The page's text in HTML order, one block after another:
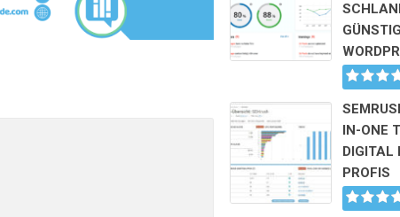
Alternative:
IN-ONE
DIGITAL
PROFIS